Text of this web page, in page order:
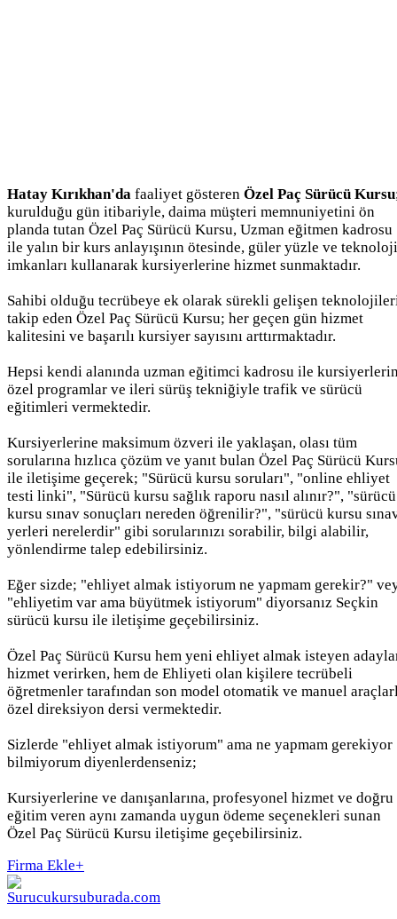
Hatay Kırıkhan'da faaliyet gösteren Özel Paç Sürücü Kursu
kurulduğu gün itibariyle, daima müşteri memnuniyetini ön
planda tutan Özel Paç Sürücü Kursu, Uzman eğitmen kadrosu
ile yalın bir kurs anlayışının ötesinde, güler yüzle ve
imkanları kullanarak kursiyerlerine hizmet sunmaktadır.
Sahibi olduğu tecrübeye ek olarak sürekli gelişen
takip eden Özel Paç Sürücü Kursu; her geçen gün hizmet
kalitesini ve başarılı kursiyer sayısını arttırmaktadır.
Hepsi kendi alanında uzman eğitimci kadrosu ile
özel programlar ve ileri sürüş tekniğiyle trafik ve sürücü
eğitimleri vermektedir.
Kursiyerlerine maksimum özveri ile yaklaşan, olası tüm
sorularına hızlıca çözüm ve yanıt bulan Özel Paç Sürücü
ile iletişime geçerek; "Sürücü kursu soruları", "online ehliyet
testi linki", "Sürücü kursu sağlık raporu nasıl alınır?", "sürücü
kursu sınav sonuçları nereden öğrenilir?", "sürücü kursu
yerleri nerelerdir" gibi sorularınızı sorabilir, bilgi alabilir,
yönlendirme talep edebilirsiniz.
Eğer sizde; "ehliyet almak istiyorum ne yapmam gerekir?"
"ehliyetim var ama büyütmek istiyorum" diyorsanız Seçkin
sürücü kursu ile iletişime geçebilirsiniz.
Özel Paç Sürücü Kursu hem yeni ehliyet almak isteyen
hizmet verirken, hem de Ehliyeti olan kişilere tecrübeli
öğretmenler tarafından son model otomatik ve manuel
özel direksiyon dersi vermektedir.
Sizlerde "ehliyet almak istiyorum" ama ne yapmam gerekiyor
bilmiyorum diyenlerdenseniz;
Kursiyerlerine ve danışanlarına, profesyonel hizmet ve doğru
eğitim veren aynı zamanda uygun ödeme seçenekleri sunan
Özel Paç Sürücü Kursu iletişime geçebilirsiniz.
Firma Ekle+